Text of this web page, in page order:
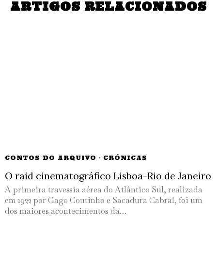
ARTIGOS RELACIONADOS
CONTOS DO ARQUIVO · CRÓNICAS
O raid cinematográfico Lisboa-Rio de Janeiro
A primeira travessia aérea do Atlântico Sul, realizada
em 1922 por Gago Coutinho e Sacadura Cabral, foi um
dos maiores acontecimentos da…